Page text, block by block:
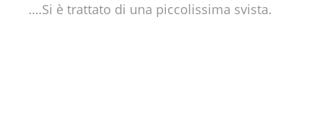
….Si è trattato di una piccolissima svista.